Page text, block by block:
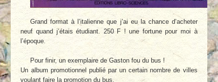
Grand format à l’italienne que j’ai eu la chance d’acheter
neuf quand j’étais étudiant. 250 F ! une fortune pour moi à
l’époque.
Pour finir, un exemplaire de Gaston fou du bus !
Un album promotionnel publié par un certain nombre de villes
voulant faire la promotion du bus.